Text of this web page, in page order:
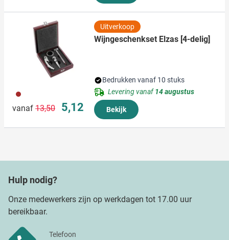
011
vanaf Normale prijs
13,50 Speciale prijs
5,12
Uitverkoop
Wijngeschenkset Elzas [4-delig]
Bedrukken vanaf 10 stuks
Levering vanaf14 augustus
Bekijk
Hulp nodig?
Onze medewerkers zijn op werkdagen tot 17.00 uur
bereikbaar.
Telefoon